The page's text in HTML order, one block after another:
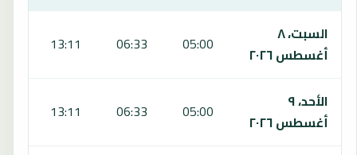
السبت، ٨
أغسطس ٢٠٢٦
05:00
06:33
13:11
الأحد، ٩
أغسطس ٢٠٢٦
05:00
06:33
13:11